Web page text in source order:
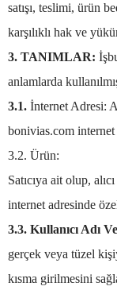
satışı, teslimi, ürün
karşılıklı hak ve
3. TANIMLAR:
anlamlarda
3.1. İnternet Adresi:
bonivias.com internet
3.2. Ürün:
Satıcıya ait olup,
internet adresinde
3.3. Kullanıcı Adı
gerçek veya tüzel
kısma girilmesini